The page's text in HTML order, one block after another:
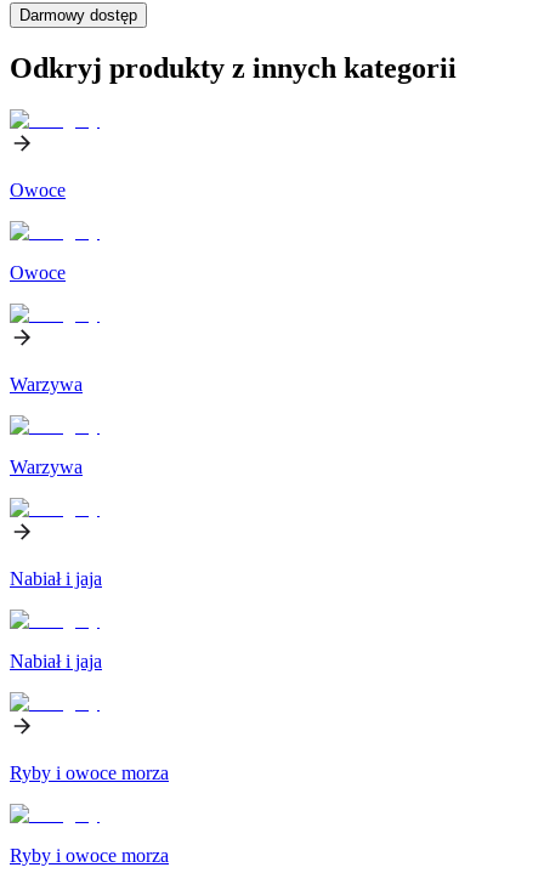
Darmowy dostęp
Odkryj produkty z innych kategorii
Owoce
Owoce
Warzywa
Warzywa
Nabiał i jaja
Nabiał i jaja
Ryby i owoce morza
Ryby i owoce morza